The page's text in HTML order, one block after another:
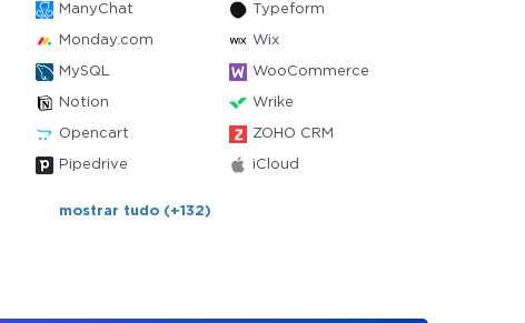
ManyChat Typeform
Monday.com Wix
MySQL WooCommerce
Notion Wrike
Opencart ZOHO CRM
Pipedrive iCloud
mostrar tudo (+132)